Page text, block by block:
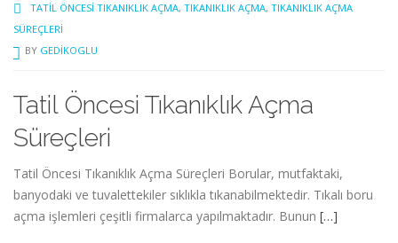
TATIL ÖNCESI TIKANIKLIK AÇMA, TIKANIKLIK AÇMA, TIKANIKLIK AÇMA
SÜREÇLERI
BY GEDIKOGLU
Tatil Öncesi Tıkanıklık Açma
Süreçleri
Tatil Öncesi Tıkanıklık Açma Süreçleri Borular, mutfaktaki,
banyodaki ve tuvalettekiler sıklıkla tıkanabilmektedir. Tıkalı boru
açma işlemleri çeşitli firmalarca yapılmaktadır. Bunun […]